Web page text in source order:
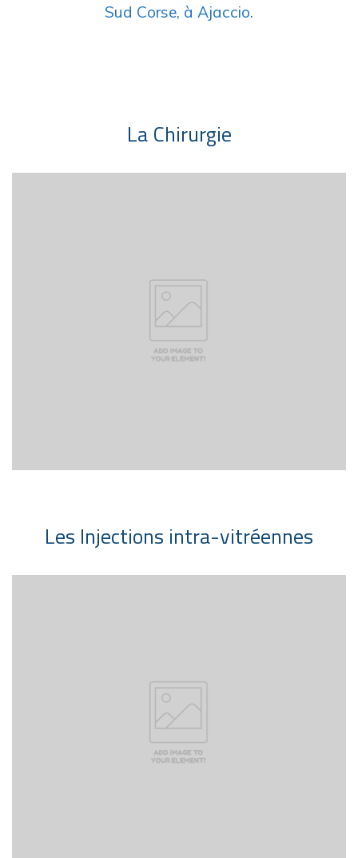
Sud Corse, à Ajaccio.
La Chirurgie
Les Injections intra-vitréennes